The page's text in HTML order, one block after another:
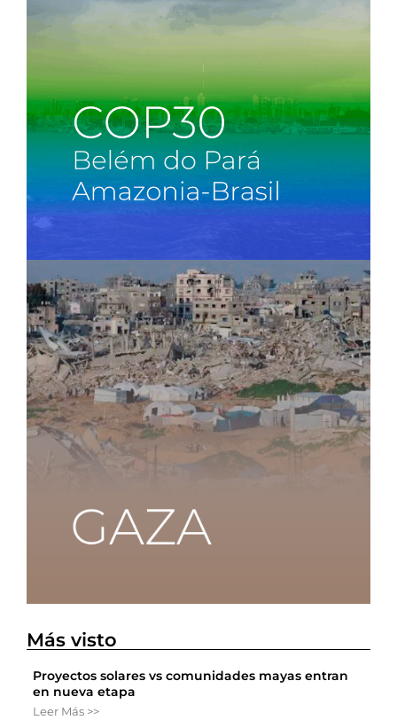
Más visto
Proyectos solares vs comunidades mayas entran
en nueva etapa
Leer Más >>